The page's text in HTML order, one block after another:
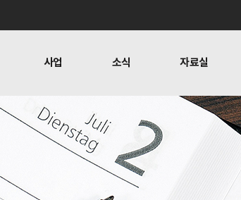
들 오시는 길
사업
자열전편찬
소식
뉴스레터
자료실
소식
공지사항
자료실